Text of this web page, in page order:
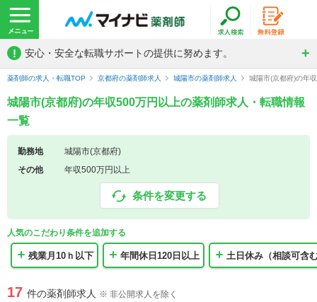
! 安心・安全な転職サポートの提供に努めます。
薬剤師の求人・転職TOP 京都府の薬剤師求人 城陽市の薬剤師求人 城陽市(京都府)の年
城陽市(京都府)の年収500万円以上の薬剤師求人・転職情報
一覧
勤務地
城陽市(京都府)
その他
年収500万円以上
条件を変更する
人気のこだわり条件を追加する
残業月10ｈ以下 年間休日120日以上 土日休み（相談可含
17 件の薬剤師求人 ※ 非公開求人を除く